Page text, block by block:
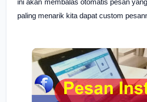
ini akan membalas otomatis pesan
paling menarik kita dapat custom